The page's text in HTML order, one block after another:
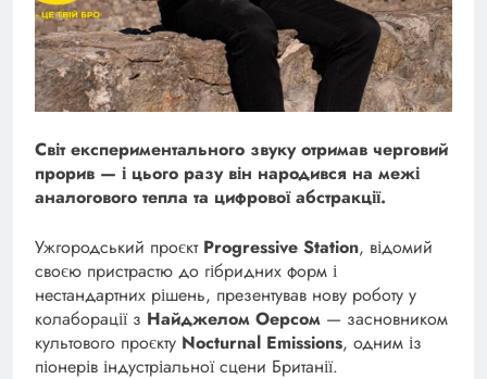
Світ експериментального звуку отримав черговий
прорив — і цього разу він народився на межі
аналогового тепла та цифрової абстракції.
Ужгородський проєкт Progressive Station, відомий
своєю пристрастю до гібридних форм і
нестандартних рішень, презентував нову роботу у
колаборації з Найджелом Оерсом — засновником
культового проєкту Nocturnal Emissions, одним із
піонерів індустріальної сцени Британії.